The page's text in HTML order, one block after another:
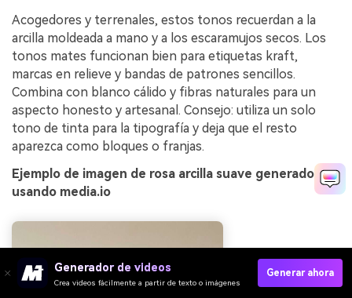
Acogedores y terrenales, estos tonos recuerdan a la
arcilla moldeada a mano y a los escaramujos secos. Los
tonos mates funcionan bien para etiquetas kraft,
marcas en relieve y bandas de patrones sencillos.
Combina con blanco cálido y fibras naturales para un
aspecto honesto y artesanal. Consejo: utiliza un solo
tono de tinta para la tipografía y deja que el resto
aparezca como bloques o franjas.
Ejemplo de imagen de rosa arcilla suave generado
usando media.io
Generador de videos
Crea videos fácilmente a partir de texto o imágenes
Generar ahora